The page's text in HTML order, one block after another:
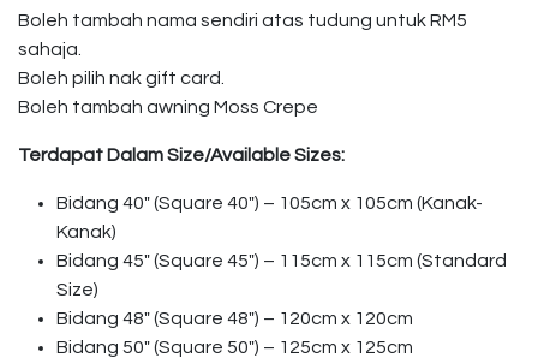
Boleh tambah nama sendiri atas tudung untuk RM5
sahaja.
Boleh pilih nak gift card.
Boleh tambah awning Moss Crepe
Terdapat Dalam Size/Available Sizes:
Bidang 40″ (Square 40″) – 105cm x 105cm (Kanak-
Kanak)
Bidang 45″ (Square 45″) – 115cm x 115cm (Standard
Size)
Bidang 48″ (Square 48″) – 120cm x 120cm
Bidang 50″ (Square 50″) – 125cm x 125cm